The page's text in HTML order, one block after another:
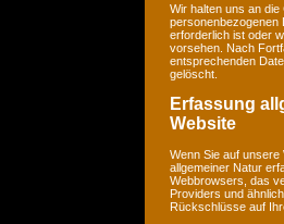
Wir halten uns an
personenbezogenen
erforderlich ist oder
vorsehen. Nach
entsprechenden
gelöscht.
Erfassung
Website
Wenn Sie auf
allgemeiner Natur
Webbrowsers, das
Providers und
Rückschlüsse auf